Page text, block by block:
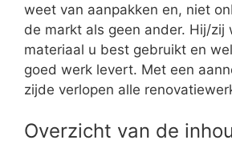
weet van aanpakken en, niet
de markt als geen ander. Hij/zij
materiaal u best gebruikt en
goed werk levert. Met een
zijde verlopen alle
Overzicht van de